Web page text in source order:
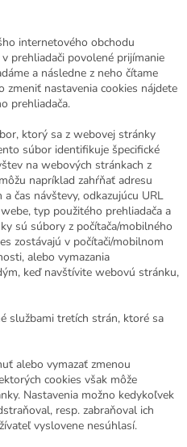
internetového obchodu
prehliadači povolené prijímanie
a následne z neho čítame
zmeniť nastavenia cookies nájdete
prehliadača.
ktorý sa z webovej stránky
súbor identifikuje špecifické
na webových stránkach z
napríklad zahŕňať adresu
čas návštevy, odkazujúcu URL
typ použitého prehliadača a
sú súbory z počítača/mobilného
zostávajú v počítači/mobilnom
alebo vymazania
keď navštívite webovú stránku,
službami tretích strán, ktoré sa
alebo vymazať zmenou
cookies však môže
Nastavenia možno kedykoľvek
resp. zabraňoval ich
vyslovene nesúhlasí.